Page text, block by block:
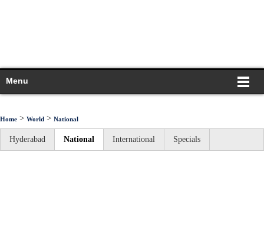
Menu
Home > World > National
Hyderabad National International Specials